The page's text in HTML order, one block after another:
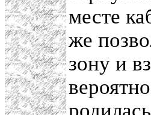
месте
же
зону и